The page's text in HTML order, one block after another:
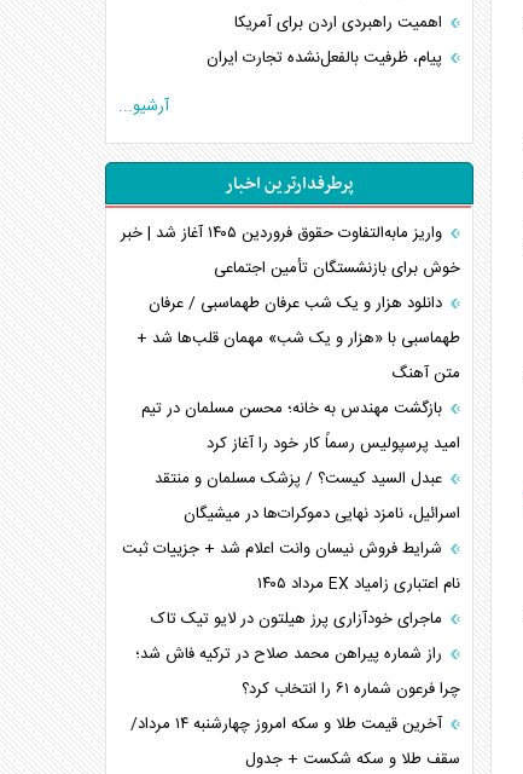
اهمیت راهبردی اردن برای آمریکا
پیام، ظرفیت بالفعل‌نشده تجارت ایران
همسویی عربستان با سنتکام علیه متحدان ایران
چرا کویت به دنبال شریک امنیتی جدید است؟
اعتراف غرب به قدرت ایران در تثبیت معادلات
خطای راهبردی ترامپ مقابل برزیل
متن و حاشیه سفر نتانیاهو به آمریکا
نقش راهبردی ایران در دیپلماسی غذایی جهان
فضای مجازی، چالش تربیتی خانواده‌ها
پیامدهای خطرناک حمله اوکراین به کشتی ایرانی
تجارت خارجی، تحریم و محاصره
آرشیو...
پرطرفدارترین اخبار
واریز مابه‌التفاوت حقوق فروردین ۱۴۰۵ آغاز شد | خبر
خوش برای بازنشستگان تأمین اجتماعی
دانلود هزار و یک شب عرفان طهماسبی / عرفان
طهماسبی با «هزار و یک شب» مهمان قلب‌ها شد +
متن آهنگ
بازگشت مهندس به خانه؛ محسن مسلمان در تیم
امید پرسپولیس رسماً کار خود را آغاز کرد
عبدل السید کیست؟ / پزشک مسلمان و منتقد
اسرائیل، نامزد نهایی دموکرات‌ها در میشیگان
شرایط فروش نیسان وانت اعلام شد + جزییات ثبت
نام اعتباری زامیاد EX مرداد ۱۴۰۵
ماجرای خودآزاری پرز هیلتون در لایو تیک تاک
راز شماره پیراهن محمد صلاح در ترکیه فاش شد؛
چرا فرعون شماره ۶۱ را انتخاب کرد؟
آخرین قیمت طلا و سکه امروز چهارشنبه ۱۴ مرداد/
سقف طلا و سکه شکست + جدول